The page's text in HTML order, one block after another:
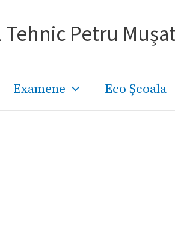
Petru
Examene Eco Școala